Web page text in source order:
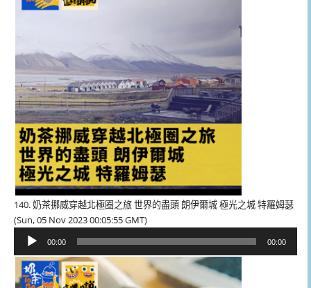
器
140. 奶茶挪威穿越北極圈之旅 世界的盡頭 朗伊爾城 極光之城 特羅姆瑟
(Sun, 05 Nov 2023 00:05:55 GMT)
播
放
00:00 00:00